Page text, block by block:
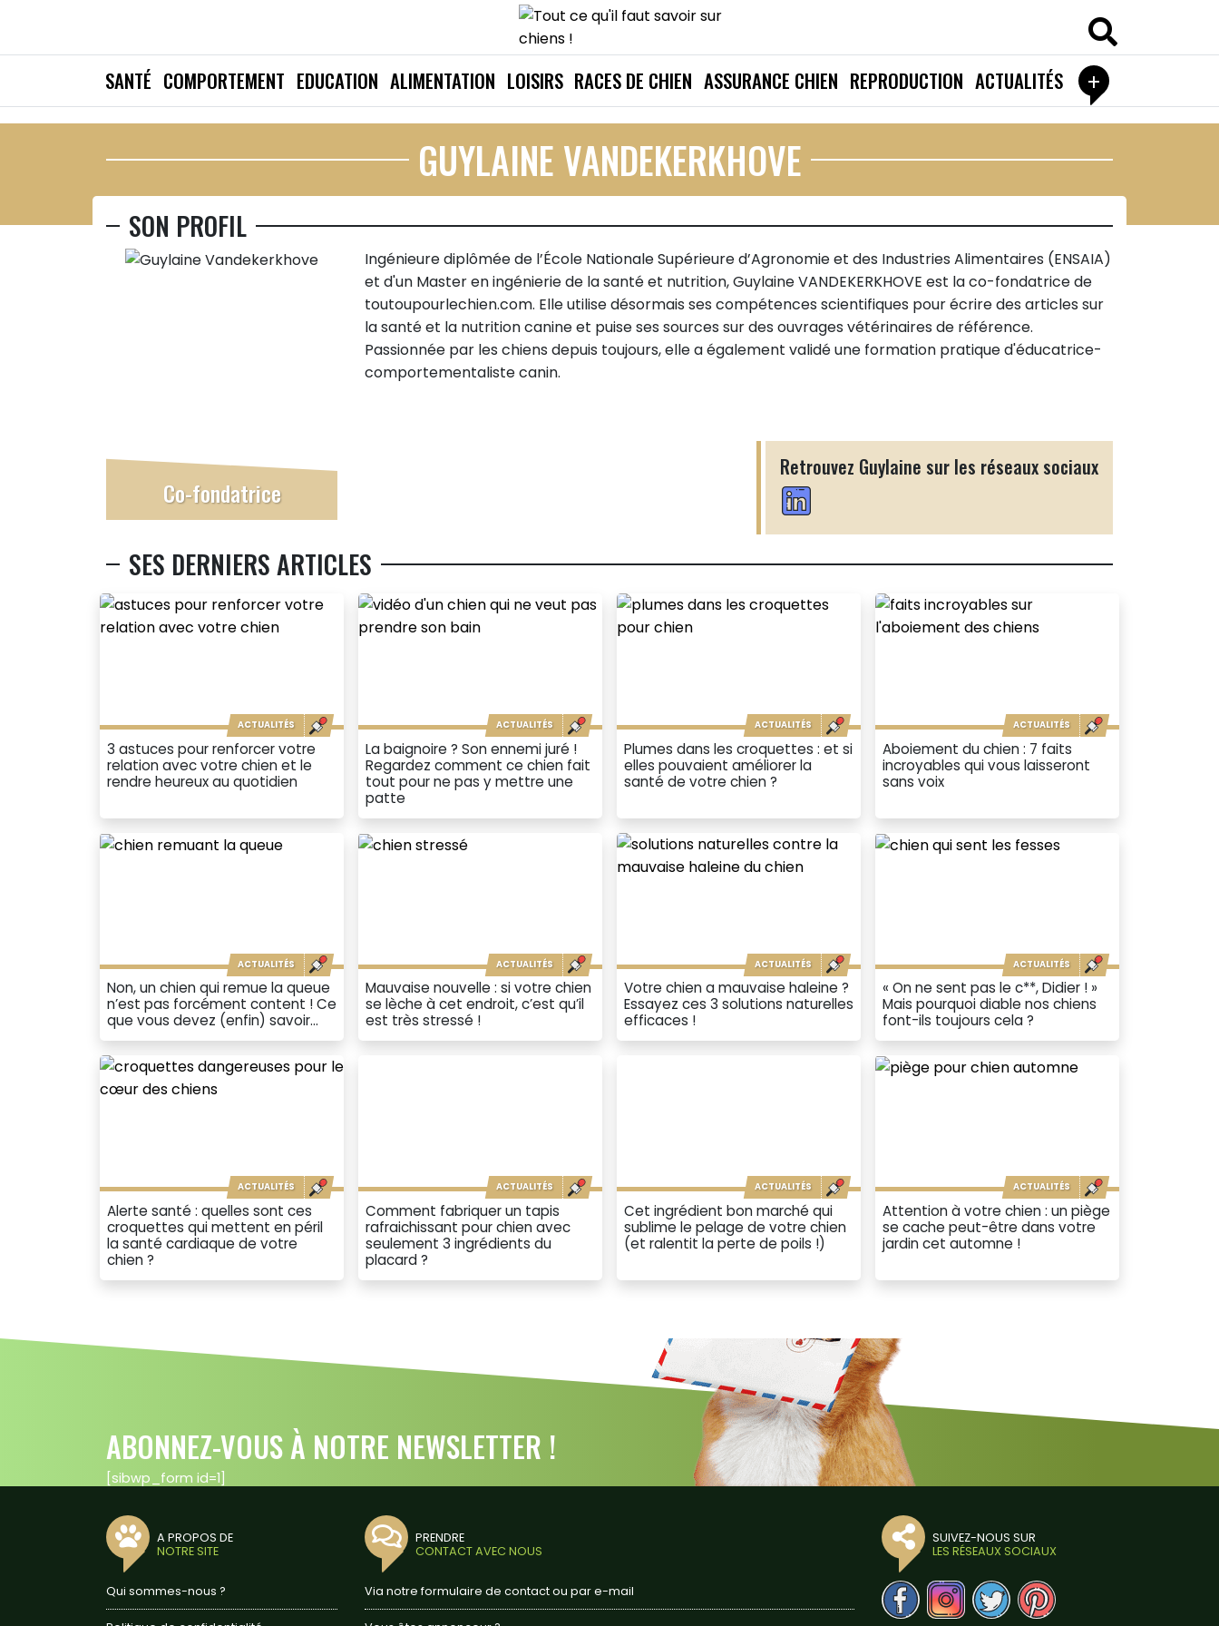
SANTÉ COMPORTEMENT EDUCATION ALIMENTATION LOISIRS RACES DE CHIEN ASSURANCE CHIEN REPRODUCTION ACTUALITÉS +
GUYLAINE VANDEKERKHOVE
SON PROFIL
Co-fondatrice
Ingénieure diplômée de l’École Nationale Supérieure d’Agronomie et des Industries Alimentaires (ENSAIA)
et d'un Master en ingénierie de la santé et nutrition, Guylaine VANDEKERKHOVE est la co-fondatrice de
toutoupourlechien.com. Elle utilise désormais ses compétences scientifiques pour écrire des articles sur
la santé et la nutrition canine et puise ses sources sur des ouvrages vétérinaires de référence.
Passionnée par les chiens depuis toujours, elle a également validé une formation pratique d'éducatrice-
comportementaliste canin.
Retrouvez Guylaine sur les réseaux sociaux
SES DERNIERS ARTICLES
ACTUALITÉS
3 astuces pour renforcer votre
relation avec votre chien et le
rendre heureux au quotidien
ACTUALITÉS
La baignoire ? Son ennemi juré !
Regardez comment ce chien fait
tout pour ne pas y mettre une
patte
ACTUALITÉS
Plumes dans les croquettes : et si
elles pouvaient améliorer la
santé de votre chien ?
ACTUALITÉS
Aboiement du chien : 7 faits
incroyables qui vous laisseront
sans voix
ACTUALITÉS
Non, un chien qui remue la queue
n’est pas forcément content ! Ce
que vous devez (enfin) savoir…
ACTUALITÉS
Mauvaise nouvelle : si votre chien
se lèche à cet endroit, c’est qu’il
est très stressé !
ACTUALITÉS
Votre chien a mauvaise haleine ?
Essayez ces 3 solutions naturelles
efficaces !
ACTUALITÉS
« On ne sent pas le c**, Didier ! »
Mais pourquoi diable nos chiens
font-ils toujours cela ?
ACTUALITÉS
Alerte santé : quelles sont ces
croquettes qui mettent en péril
la santé cardiaque de votre
chien ?
ACTUALITÉS
Comment fabriquer un tapis
rafraichissant pour chien avec
seulement 3 ingrédients du
placard ?
ACTUALITÉS
Cet ingrédient bon marché qui
sublime le pelage de votre chien
(et ralentit la perte de poils !)
ACTUALITÉS
Attention à votre chien : un piège
se cache peut-être dans votre
jardin cet automne !
ABONNEZ-VOUS À NOTRE NEWSLETTER !
[sibwp_form id=1]
A PROPOS DE
NOTRE SITE
Qui sommes-nous ?
PRENDRE
CONTACT AVEC NOUS
Via notre formulaire de contact ou par e-mail
SUIVEZ-NOUS SUR
LES RÉSEAUX SOCIAUX